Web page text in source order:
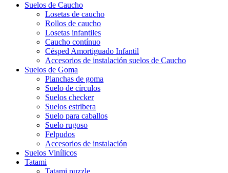
Suelos de Caucho
Losetas de caucho
Rollos de caucho
Losetas infantiles
Caucho contínuo
Césped Amortiguado Infantil
Accesorios de instalación suelos de Caucho
Suelos de Goma
Planchas de goma
Suelo de círculos
Suelos checker
Suelos estribera
Suelo para caballos
Suelo rugoso
Felpudos
Accesorios de instalación
Suelos Vinílicos
Tatami
Tatami puzzle